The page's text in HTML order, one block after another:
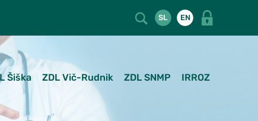
SL EN
Šiška ZDL Vič-Rudnik ZDL SNMP IRROZ